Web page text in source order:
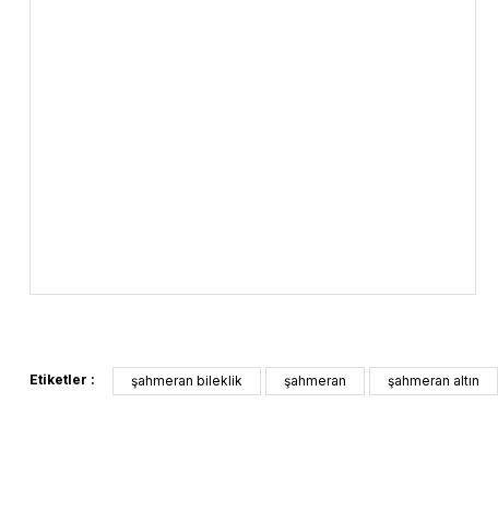
Etiketler : şahmeran bileklik şahmeran şahmeran altın